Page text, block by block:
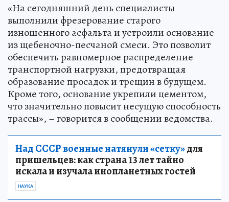
«На сегодняшний день специалисты
выполнили фрезерование старого
изношенного асфальта и устроили основание
из щебеночно-песчаной смеси. Это позволит
обеспечить равномерное распределение
транспортной нагрузки, предотвращая
образование просадок и трещин в будущем.
Кроме того, основание укрепили цементом,
что значительно повысит несущую способность
трассы», – говорится в сообщении ведомства.
Над СССР военные натянули «сетку»для
пришельцев: как страна 13 лет тайно
искала и изучала инопланетных гостей
НАУКА